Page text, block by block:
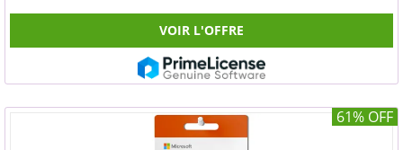
VOIR L'OFFRE
61% OFF